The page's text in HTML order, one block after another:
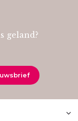
geland?